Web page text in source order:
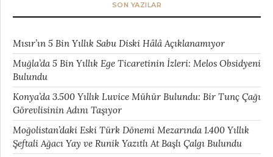
SON YAZILAR
Mısır’ın 5 Bin Yıllık Sabu Diski Hâlâ Açıklanamıyor
Muğla’da 5 Bin Yıllık Ege Ticaretinin İzleri: Melos Obsidyeni
Bulundu
Konya’da 3.500 Yıllık Luvice Mühür Bulundu: Bir Tunç Çağı
Görevlisinin Adını Taşıyor
Moğolistan’daki Eski Türk Dönemi Mezarında 1.400 Yıllık
Şeftali Ağacı Yay ve Runik Yazıtlı At Başlı Çalgı Bulundu